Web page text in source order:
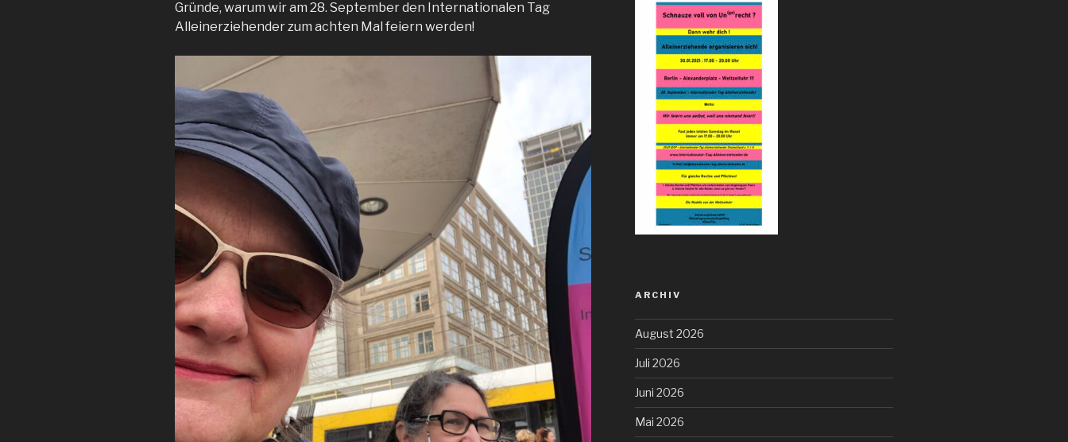
Gründe, warum wir am 28. September den Internationalen Tag
Alleinerziehender zum achten Mal feiern werden!
ARCHIV
August 2026
Juli 2026
Juni 2026
Mai 2026